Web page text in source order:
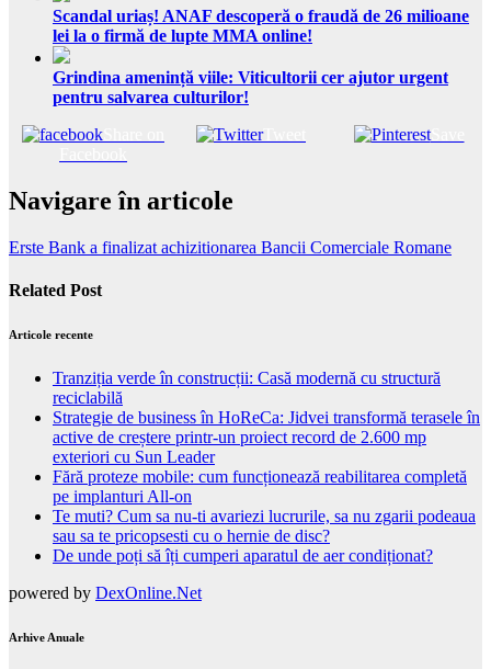
Scandal uriaș! ANAF descoperă o fraudă de 26 milioane
lei la o firmă de lupte MMA online!
Grindina amenință viile: Viticultorii cer ajutor urgent
pentru salvarea culturilor!
Tweet Save
Navigare în articole
Erste Bank a finalizat achizitionarea Bancii Comerciale Romane
Related Post
Articole recente
Tranziția verde în construcții: Casă modernă cu structură
reciclabilă
Strategie de business în HoReCa: Jidvei transformă terasele în
active de creștere printr-un proiect record de 2.600 mp
exteriori cu Sun Leader
Fără proteze mobile: cum funcționează reabilitarea completă
pe implanturi All-on
Te muti? Cum sa nu-ti avariezi lucrurile, sa nu zgarii podeaua
sau sa te pricopsesti cu o hernie de disc?
De unde poți să îți cumperi aparatul de aer condiționat?
powered by DexOnline.Net
Arhive Anuale